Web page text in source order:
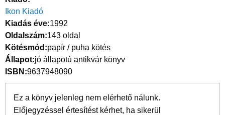
Ikon Kiadó
Kiadás éve 1992
Oldalszám 143 oldal
Kötésmód papír / puha kötés
Állapot jó állapotú antikvár könyv
ISBN 9637948090
Ez a könyv jelenleg nem elérhető nálunk.
Előjegyzéssel értesítést kérhet, ha sikerül